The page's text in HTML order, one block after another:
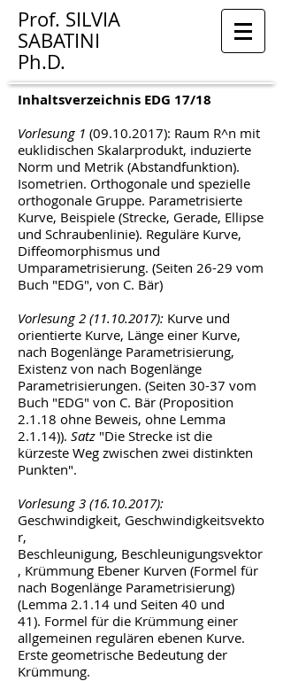
Prof. SILVIA
SABATINI
Ph.D.
Inhaltsverzeichnis EDG 17/18
Vorlesung 1 (09.10.2017): Raum R^n mit
euklidischen Skalarprodukt, induzierte
Norm und Metrik (Abstandfunktion).
Isometrien. Orthogonale und spezielle
orthogonale Gruppe. Parametrisierte
Kurve, Beispiele (Strecke, Gerade, Ellipse
und Schraubenlinie). Reguläre Kurve,
Diffeomorphismus und
Umparametrisierung. (Seiten 26-29 vom
Buch "EDG", von C. Bär)
Vorlesung 2 (11.10.2017): Kurve und
orientierte Kurve, Länge einer Kurve,
nach Bogenlänge Parametrisierung,
Existenz von nach Bogenlänge
Parametrisierungen. (Seiten 30-37 vom
Buch "EDG" von C. Bär (Proposition
2.1.18 ohne Beweis, ohne Lemma
2.1.14)). Satz "Die Strecke ist die
kürzeste Weg zwischen zwei distinkten
Punkten".
Vorlesung 3 (16.10.2017):
Geschwindigkeit, Geschwindigkeitsvekto
r,
Beschleunigung, Beschleunigungsvektor
, Krümmung Ebener Kurven (Formel für
nach Bogenlänge Parametrisierung)
(Lemma 2.1.14 und Seiten 40 und
41). Formel für die Krümmung einer
allgemeinen regulären ebenen Kurve.
Erste geometrische Bedeutung der
Krümmung.